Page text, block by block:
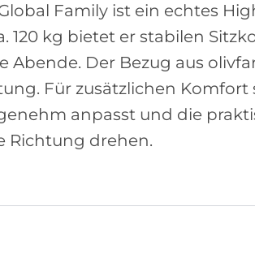
Family ist ein echtes
120 kg bietet er stabilen
Abende. Der Bezug aus
Für zusätzlichen Komfort
anpasst und die
Richtung drehen.